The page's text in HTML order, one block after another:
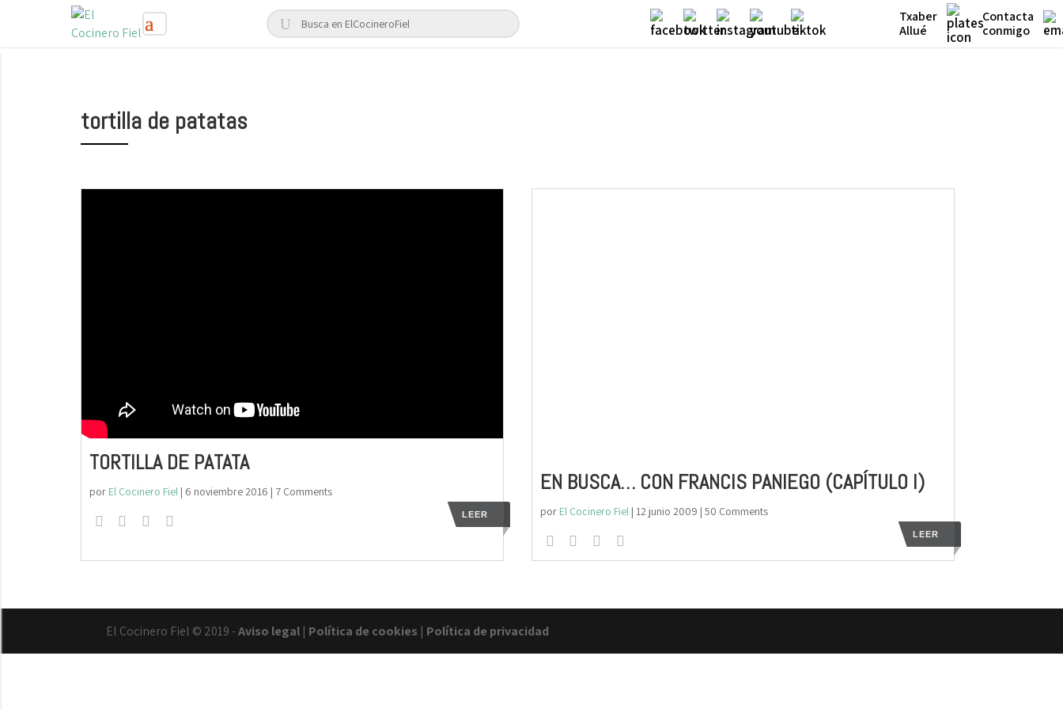
Txaber
Allué
Contacta
conmigo
tortilla de patatas
TORTILLA DE PATATA
por El Cocinero Fiel| 6 noviembre 2016 | 7 Comments
LEER
EN BUSCA… CON FRANCIS PANIEGO (CAPÍTULO I)
por El Cocinero Fiel| 12 junio 2009 | 50 Comments
LEER
El Cocinero Fiel © 2019 -Aviso legal | Política de cookies | Política de privacidad